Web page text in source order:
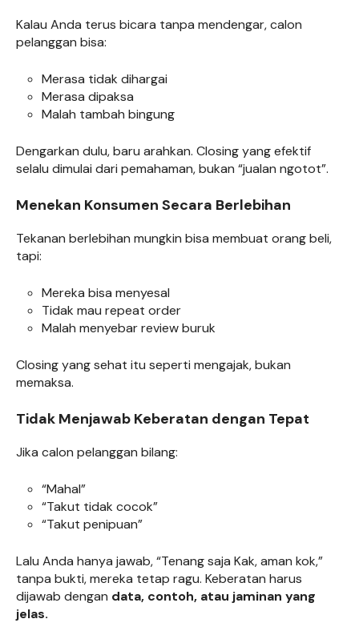
Kalau Anda terus bicara tanpa mendengar, calon
pelanggan bisa:
Merasa tidak dihargai
Merasa dipaksa
Malah tambah bingung
Dengarkan dulu, baru arahkan. Closing yang efektif
selalu dimulai dari pemahaman, bukan “jualan ngotot”.
Menekan Konsumen Secara Berlebihan
Tekanan berlebihan mungkin bisa membuat orang beli,
tapi:
Mereka bisa menyesal
Tidak mau repeat order
Malah menyebar review buruk
Closing yang sehat itu seperti mengajak, bukan
memaksa.
Tidak Menjawab Keberatan dengan Tepat
Jika calon pelanggan bilang:
“Mahal”
“Takut tidak cocok”
“Takut penipuan”
Lalu Anda hanya jawab, “Tenang saja Kak, aman kok,”
tanpa bukti, mereka tetap ragu. Keberatan harus
dijawab dengan data, contoh, atau jaminan yang
jelas.